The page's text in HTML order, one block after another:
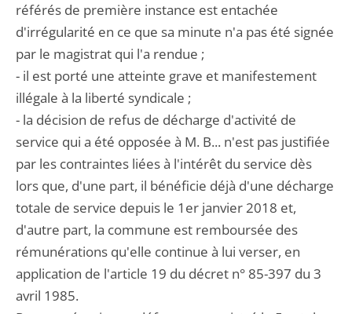
référés de première instance est entachée
d'irrégularité en ce que sa minute n'a pas été signée
par le magistrat qui l'a rendue ;
- il est porté une atteinte grave et manifestement
illégale à la liberté syndicale ;
- la décision de refus de décharge d'activité de
service qui a été opposée à M. B... n'est pas justifiée
par les contraintes liées à l'intérêt du service dès
lors que, d'une part, il bénéficie déjà d'une décharge
totale de service depuis le 1er janvier 2018 et,
d'autre part, la commune est remboursée des
rémunérations qu'elle continue à lui verser, en
application de l'article 19 du décret n° 85-397 du 3
avril 1985.